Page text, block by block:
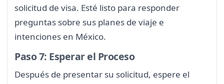
solicitud de visa. Esté listo para responder
preguntas sobre sus planes de viaje e
intenciones en México.
Paso 7: Esperar el Proceso
Después de presentar su solicitud, espere el